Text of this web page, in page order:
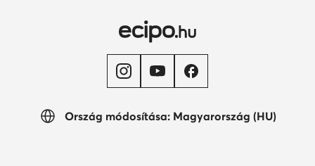
Ország módosítása: Magyarország (HU)